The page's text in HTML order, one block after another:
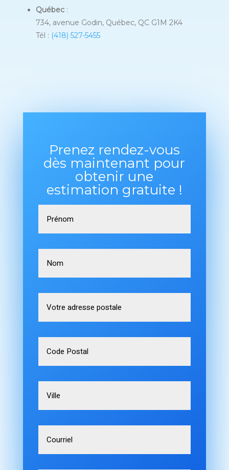
Québec:
734, avenue Godin, Québec, QC G1M 2K4
Tél : (418) 527-5455
Prenez rendez-vous
dès maintenant pour
obtenir une
estimation gratuite !